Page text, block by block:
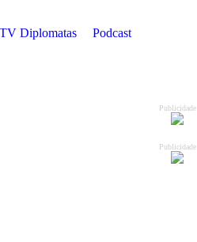
TV Diplomatas Podcast
Publicidade
Publicidade